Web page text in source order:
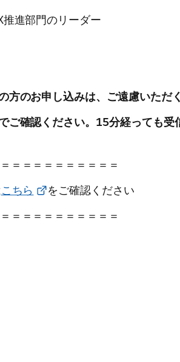
進部門のリーダー
のお申し込みは、ご遠慮いただ
確認ください。15分経っても
＝＝＝＝＝＝＝＝＝＝
こちら
をご確認ください
＝＝＝＝＝＝＝＝＝＝